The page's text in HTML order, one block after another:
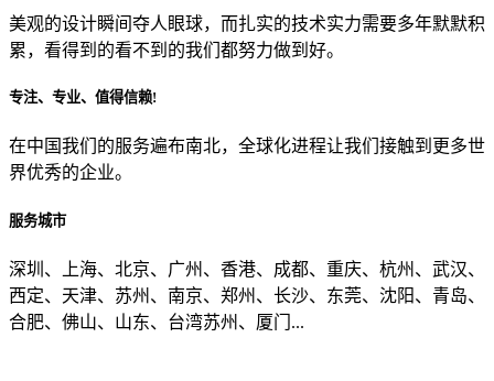
目前主要的营销渠道是？
美观的设计瞬间夺人眼球，而扎实的技术实力需要多年默默积
累，看得到的看不到的我们都努力做到好。
专注、专业、值得信赖!
在中国我们的服务遍布南北，全球化进程让我们接触到更多世
界优秀的企业。
服务城市
深圳、上海、北京、广州、香港、成都、重庆、杭州、武汉、
西定、天津、苏州、南京、郑州、长沙、东莞、沈阳、青岛、
合肥、佛山、山东、台湾苏州、厦门...